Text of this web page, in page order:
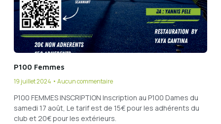
P100 Femmes
19 juillet 2024
Aucun commentaire
P100 FEMMES INSCRIPTION Inscription au P100 Dames du
samedi 17 août, Le tarif est de 15€ pour les adhérents du
club et 20€ pour les extérieurs.